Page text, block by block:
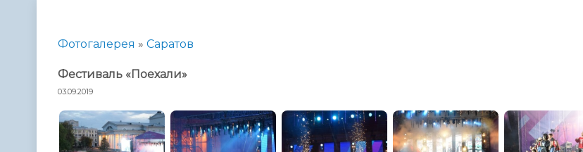
Фотогалерея » Саратов
Фестиваль «Поехали»
03.09.2019